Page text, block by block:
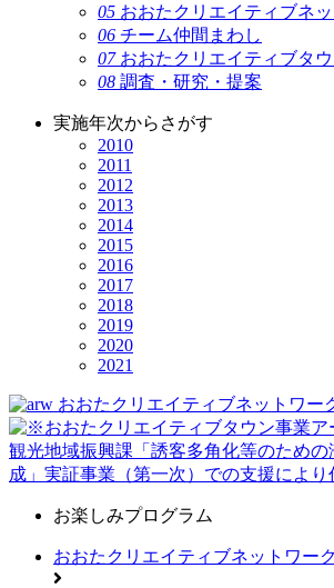
05 おおたクリエイティブネ
06 チーム仲間まわし
07 おおたクリエイティブタ
08 調査・研究・提案
実施年次からさがす
2010
2011
2012
2013
2014
2015
2016
2017
2018
2019
2020
2021
おおたクリエイティブネットワー
お楽しみプログラム
おおたクリエイティブネットワー